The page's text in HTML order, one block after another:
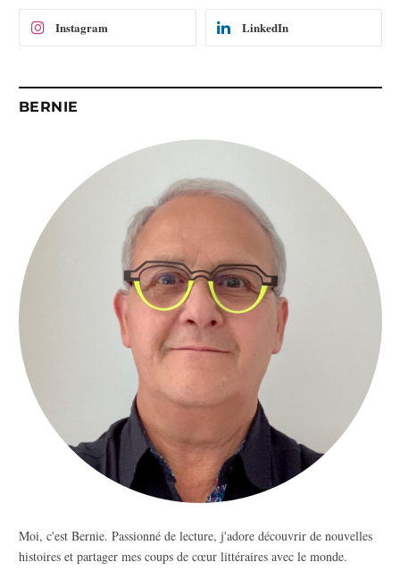
Instagram LinkedIn
BERNIE
Moi, c'est Bernie. Passionné de lecture, j'adore découvrir de nouvelles
histoires et partager mes coups de cœur littéraires avec le monde.